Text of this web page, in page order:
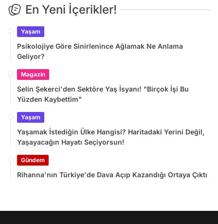
En Yeni İçerikler!
Yaşam
Psikolojiye Göre Sinirlenince Ağlamak Ne Anlama
Geliyor?
Magazin
Selin Şekerci'den Sektöre Yaş İsyanı! "Birçok İşi Bu
Yüzden Kaybettim"
Yaşam
Yaşamak İstediğin Ülke Hangisi? Haritadaki Yerini Değil,
Yaşayacağın Hayatı Seçiyorsun!
Gündem
Rihanna'nın Türkiye'de Dava Açıp Kazandığı Ortaya Çıktı